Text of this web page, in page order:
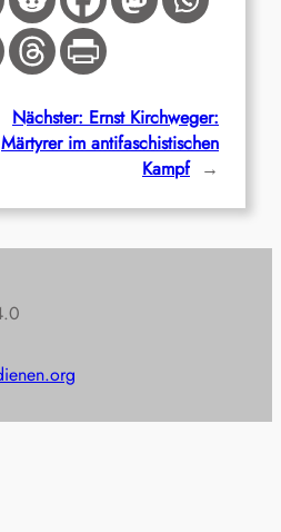
Nächster: Ernst Kirchweger:
Märtyrer im antifaschistischen
Kampf →